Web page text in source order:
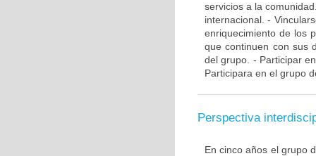
servicios a la
internacional. -
enriquecimiento de los
que continuen con sus
del grupo. - Participar
Participara en el grupo
Perspectiva
En cinco años el grupo